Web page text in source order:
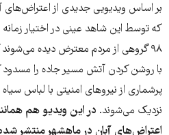
۹۸ گروهی از مردم معترض دیده
با روشن کردن آتش مسیر جاده را مسدود
پرشماری از نیروهای امنیتی با لباس
نزدیک می‌شوند. در این ویدیو هم
اعتراض‌های آبان در ماهشهر منتشر